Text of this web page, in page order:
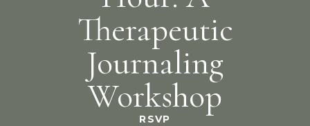
Therapeutic
Journaling
Workshop
RSVP